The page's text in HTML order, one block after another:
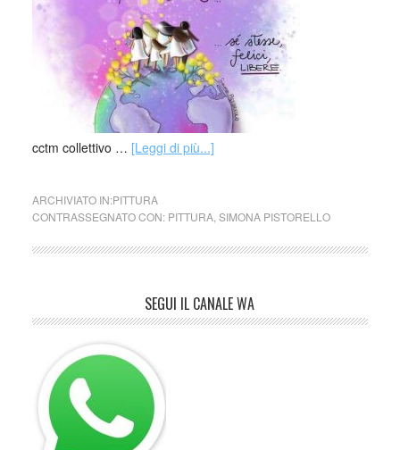
cctm collettivo … [Leggi di più...]
ARCHIVIATO IN:PITTURA
CONTRASSEGNATO CON: PITTURA, SIMONA PISTORELLO
SEGUI IL CANALE WA